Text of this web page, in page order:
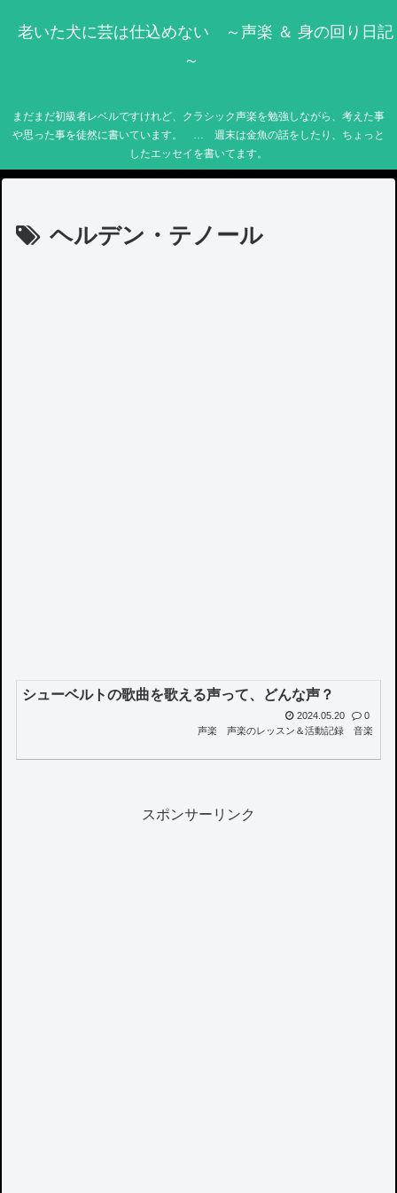
老いた犬に芸は仕込めない ～声楽 ＆ 身の回り日記
～
まだまだ初級者レベルですけれど、クラシック声楽を勉強しながら、考えた事
や思った事を徒然に書いています。 … 週末は金魚の話をしたり、ちょっと
したエッセイを書いてます。
ヘルデン・テノール
シューベルトの歌曲を歌える声って、どんな声？
2024.05.20
0
声楽
声楽のレッスン＆活動記録 音楽
スポンサーリンク